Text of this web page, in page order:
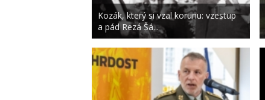
Kozák, který si vzal korunu: vzestup
a pád Rezá Šá...